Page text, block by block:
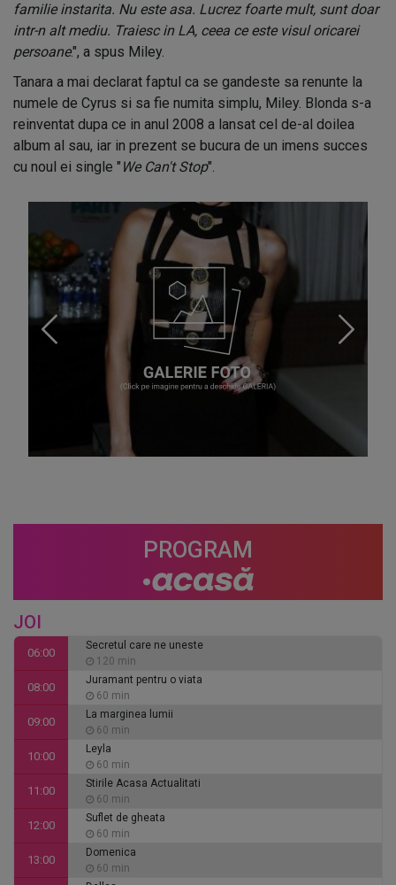
familie instarita. Nu este asa. Lucrez foarte mult, sunt doar
intr-n alt mediu. Traiesc in LA, ceea ce este visul oricarei
persoane.", a spus Miley.
Tanara a mai declarat faptul ca se gandeste sa renunte la
numele de Cyrus si sa fie numita simplu, Miley. Blonda s-a
reinventat dupa ce in anul 2008 a lansat cel de-al doilea
album al sau, iar in prezent se bucura de un imens succes
cu noul ei single " We Can't Stop".
PROGRAM
JOI
06:00
Secretul care ne uneste
120 min
08:00
Juramant pentru o viata
60 min
09:00
La marginea lumii
60 min
10:00
Leyla
60 min
11:00
Stirile Acasa Actualitati
60 min
12:00
Suflet de gheata
60 min
13:00
Domenica
60 min